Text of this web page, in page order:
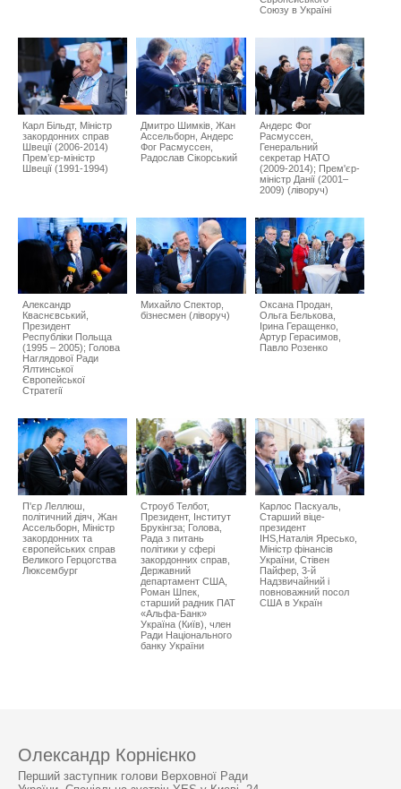
Союзу в Україні
Карл Більдт, Міністр
закордонних справ
Швеції (2006-2014)
Прем’єр-міністр
Швеції (1991-1994)
Дмитро Шимків, Жан
Ассельборн, Андерс
Фог Расмуссен,
Радослав Сікорський
Андерс Фог
Расмуссен,
Генеральний
секретар НАТО
(2009-2014); Прем'єр-
міністр Данії (2001–
2009) (ліворуч)
Александр
Кваснєвський,
Президент
Республіки Польща
(1995 – 2005); Голова
Наглядової Ради
Ялтинської
Європейської
Стратегії
Михайло Спектор,
бізнесмен (ліворуч)
Оксана Продан,
Ольга Белькова,
Ірина Геращенко,
Артур Герасимов,
Павло Розенко
П'єр Леллюш,
політичний діяч, Жан
Ассельборн, Міністр
закордонних та
європейських справ
Великого Герцогства
Люксембург
Строуб Телбот,
Президент, Інститут
Брукінгза; Голова,
Рада з питань
політики у сфері
закордонних справ,
Державний
департамент США,
Роман Шпек,
старший радник ПАТ
«Альфа-Банк»
Україна (Київ), член
Ради Національного
банку України
Карлос Паскуаль,
Старший віце-
президент
IHS,Наталія Яресько,
Міністр фінансів
України, Стівен
Пайфер, 3-й
Надзвичайний і
повноважний посол
США в Україн
Олександр Корнієнко
Перший заступник голови Верховної Ради